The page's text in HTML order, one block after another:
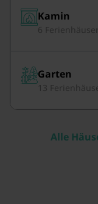
Kamin
6 Ferienhäuser
Garten
13
Alle